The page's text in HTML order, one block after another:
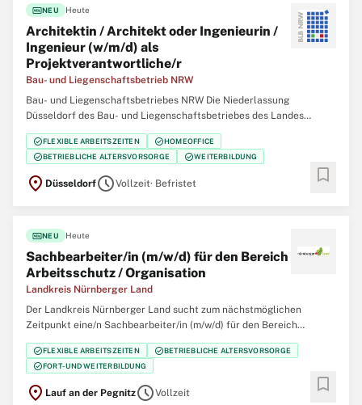
fiber_newNEU Heute
Architektin / Architekt oder Ingenieurin /
Ingenieur (w/m/d) als
Projektverantwortliche/r
Bau- und Liegenschaftsbetrieb NRW
Bau- und Liegenschaftsbetriebes NRW Die Niederlassung
Düsseldorf des Bau- und Liegenschaftsbetriebes des Landes
Nordrhein‑Westfalen (BLB NRW) sucht zum nächstmöglichen
Zeitpunkt für die Immobilienmanagementabteilung Finanzen
eine/einen Architektin / Architekten oder Ingenieurin /
check_circleFLEXIBLE ARBEITSZEITEN check_circleHOMEOFFICE
check_circleBETRIEBLICHE ALTERSVORSORGE check_circleWEITERBILDUNG
location_on DüsseldorfscheduleVollzeit· Befristet bookmark
fiber_newNEU Heute
Sachbearbeiter/in (m/w/d) für den Bereich
Arbeitsschutz / Organisation
Landkreis Nürnberger Land
Der Landkreis Nürnberger Land sucht zum nächstmöglichen
Zeitpunkt eine/n Sachbearbeiter/in (m/w/d) für den Bereich
Arbeitsschutz / Organisation in Vollzeit oder vollzeitnah (min. 35 h).
Es handelt sich um eine unbefristete Stelle. Die Besetzung ist auch
im Rahmen von Jobsharing
check_circleFLEXIBLE ARBEITSZEITEN check_circleBETRIEBLICHE ALTERSVORSORGE
check_circleFORT- UND WEITERBILDUNG
location_on Lauf an der PegnitzscheduleVollzeit bookmark